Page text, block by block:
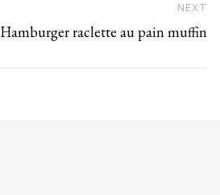
NEXT
Hamburger raclette au pain muffin